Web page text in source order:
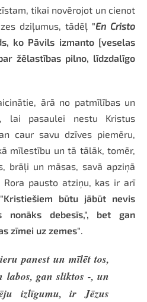
tikai novērojot un cienot
dziļumus, tādēļ "En Cristo
ko Pāvils izmanto [veselas
žēlastības pilno, līdzdalīgo
ārā no patmīlības un
lai pasaulei nestu Kristus
caur savu dzīves piemēru,
mīlestību un tā tālāk, tomēr,
brāļi un māsas, savā apziņā
Rora pausto atziņu, kas ir arī
"Kristiešiem būtu jābūt nevis
debesīs,", bet gan
zīmei uz zemes"
panest un mīlēt tos,
labos, gan sliktos -, un
izlīgumu, ir Jēzus